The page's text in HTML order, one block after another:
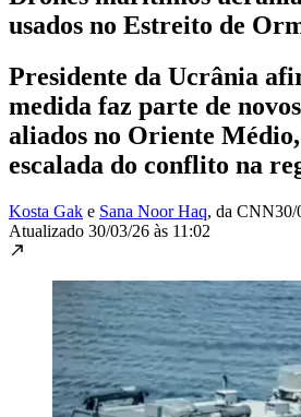
usados no Estreito de
Presidente da Ucrânia
medida faz parte de
aliados no Oriente
escalada do conflito na
Kosta Gak e Sana Noor Haq, da CNN30/
Atualizado 30/03/26 às 11:02